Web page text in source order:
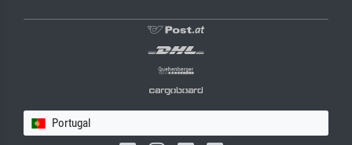
Portugal